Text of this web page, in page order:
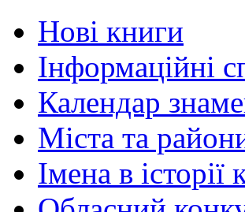
Нові книги
Інформаційні
Календар
Міста та
Імена в історії